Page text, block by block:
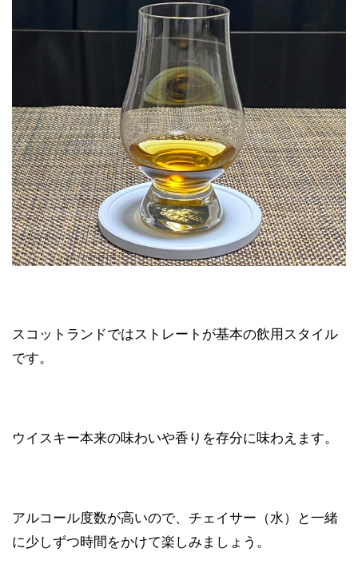
スコットランドではストレートが基本の飲用スタイル
です。
ウイスキー本来の味わいや香りを存分に味わえます。
アルコール度数が高いので、チェイサー（水）と一緒
に少しずつ時間をかけて楽しみましょう。